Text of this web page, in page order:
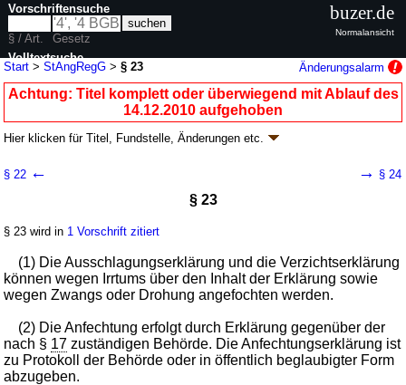
Start >StAngRegG >§ 23 Änderungsalarm
Achtung: Titel komplett oder überwiegend mit Ablauf des
14.12.2010 aufgehoben
Hier klicken fürTitel, Fundstelle, Änderungen etc.
Staatsangehörigkeit (StAngRegG
; aufgehoben durch
Geltung ab 01.01.1964; FNA: 102-5
Vierter Abschnitt Verfahrensvorschriften
b) Ausschlagung
§ 22 ← → § 24
§ 23
§ 23 wird in 1 Vorschrift zitiert
(1) Die Ausschlagungserklärung und die Verzichtserklärung
können wegen Irrtums über den Inhalt der Erklärung sowie
wegen Zwangs oder Drohung angefochten werden.
(2) Die Anfechtung erfolgt durch Erklärung gegenüber der
nach § 17 zuständigen Behörde. Die Anfechtungserklärung ist
zu Protokoll der Behörde oder in öffentlich beglaubigter Form
abzugeben.
Vorschriftensuche
§ / Art.
Gesetz
Volltextsuche
nur in StAngRegG
buzer.de
Normalansicht